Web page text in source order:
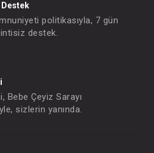
Destek
politikasıyla, 7 gün
destek.
Bebe Çeyiz Sarayı
sizlerin yanında.